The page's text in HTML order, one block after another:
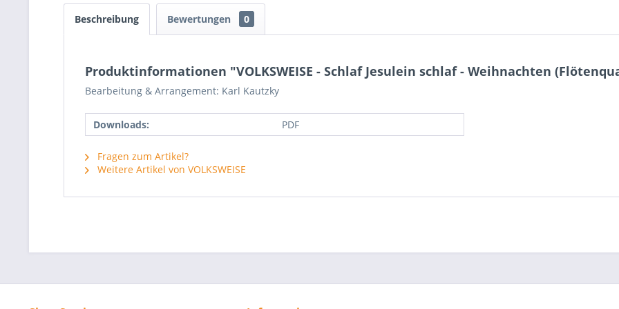
Beschreibung Bewertungen 0
Produktinformationen "VOLKSWEISE - Schlaf Jesulein schlaf - Weihnachten
Bearbeitung & Arrangement: Karl Kautzky
Downloads: PDF
Fragen zum Artikel?
Weitere Artikel von VOLKSWEISE